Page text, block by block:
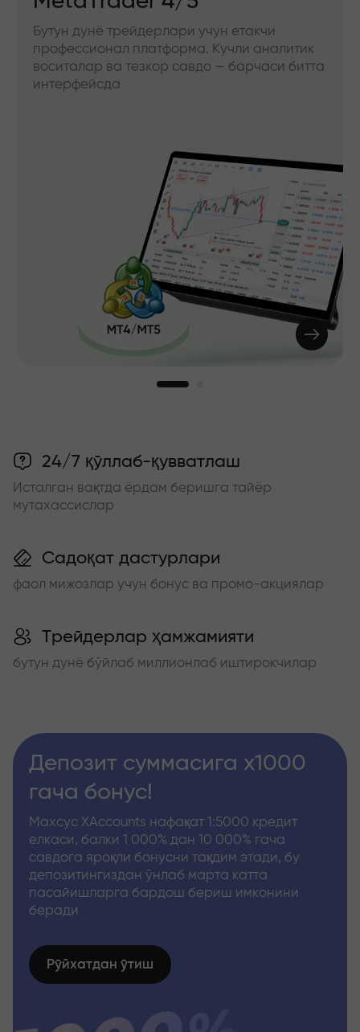
Бутун дунё трейдерлари учун етакчи
профессионал платформа. Кучли аналитик
воситалар ва тезкор савдо — барчаси битта
интерфейсда
24/7 қўллаб-қувватлаш
Исталган вақтда ёрдам беришга тайёр
мутахассислар
Садоқат дастурлари
фаол мижозлар учун бонус ва промо-акциялар
Трейдерлар ҳамжамияти
бутун дунё бўйлаб миллионлаб иштирокчилар
Депозит суммасига x1000
гача бонус!
Махсус XAccounts нафақат 1:5000 кредит
елкаси, балки 1 000% дан 10 000% гача
савдога яроқли бонусни тақдим этади, бу
депозитингиздан ўнлаб марта катта
пасайишларга бардош бериш имконини
беради
Рўйхатдан ўтиш